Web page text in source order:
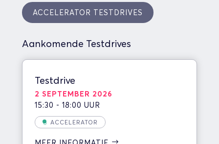
ACCELERATOR TESTDRIVES
Aankomende Testdrives
Testdrive
2 SEPTEMBER 2026
15:30 - 18:00 UUR
ACCELERATOR